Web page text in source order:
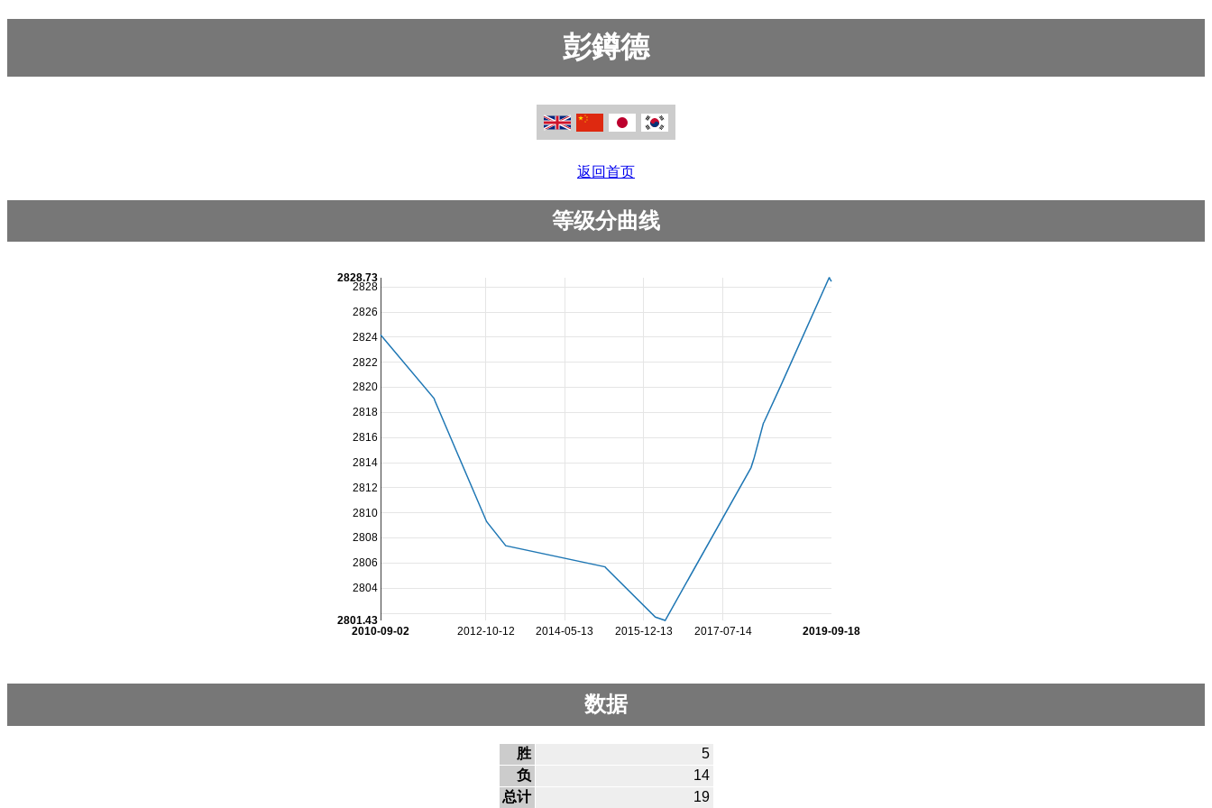
彭鐏德
返回首页
等级分曲线
2012-10-12 2014-05-13 2015-12-13 2017-07-14
2010-09-02 2019-09-18
2804
2806
2808
2810
2812
2814
2816
2818
2820
2822
2824
2826
2828
2801.43
2828.73
数据
胜
5
负
14
总计
19